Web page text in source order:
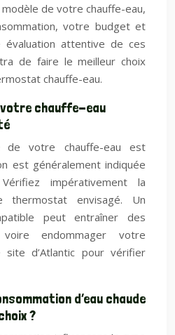
de votre chauffe-eau,
votre budget et
évaluation attentive de ces
de faire le meilleur choix
chauffe-eau.
votre chauffe-eau
de votre chauffe-eau est
est généralement indiquée
impérativement la
thermostat envisagé. Un
peut entraîner des
voire endommager votre
site d’Atlantic pour vérifier
d’eau chaude
?